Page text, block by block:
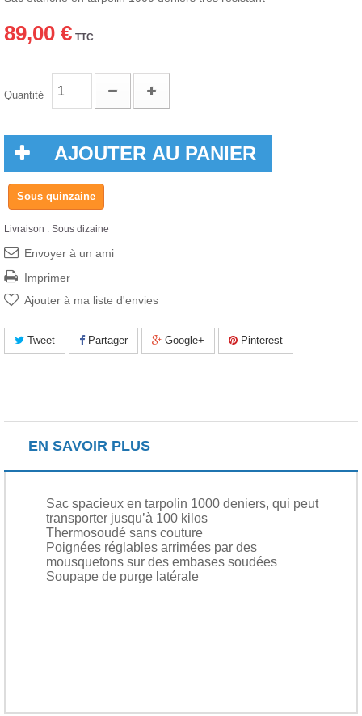
89,00 € TTC
Quantité
AJOUTER AU PANIER
Sous quinzaine
Livraison : Sous dizaine
Envoyer à un ami
Imprimer
Ajouter à ma liste d'envies
Tweet Partager Google+ Pinterest
EN SAVOIR PLUS
Sac spacieux en tarpolin 1000 deniers, qui peut
transporter jusqu’à 100 kilos
Thermosoudé sans couture
Poignées réglables arrimées par des
mousquetons sur des embases soudées
Soupape de purge latérale